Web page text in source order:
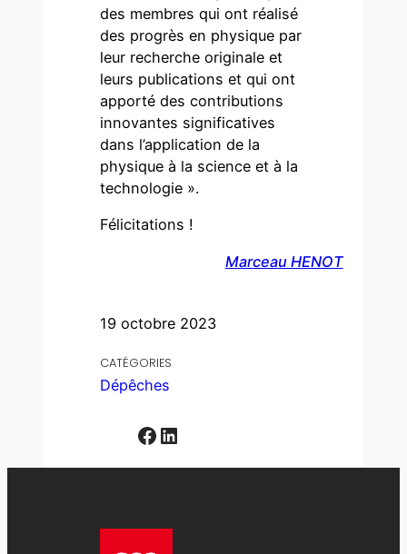
19 octobre 2023
CATÉGORIES
Dépêches
Facebook LinkedIn
des membres qui ont réalisé
des progrès en physique par
leur recherche originale et
leurs publications et qui ont
apporté des contributions
innovantes significatives
dans l’application de la
physique à la science et à la
technologie ».
Félicitations !
Marceau HENOT